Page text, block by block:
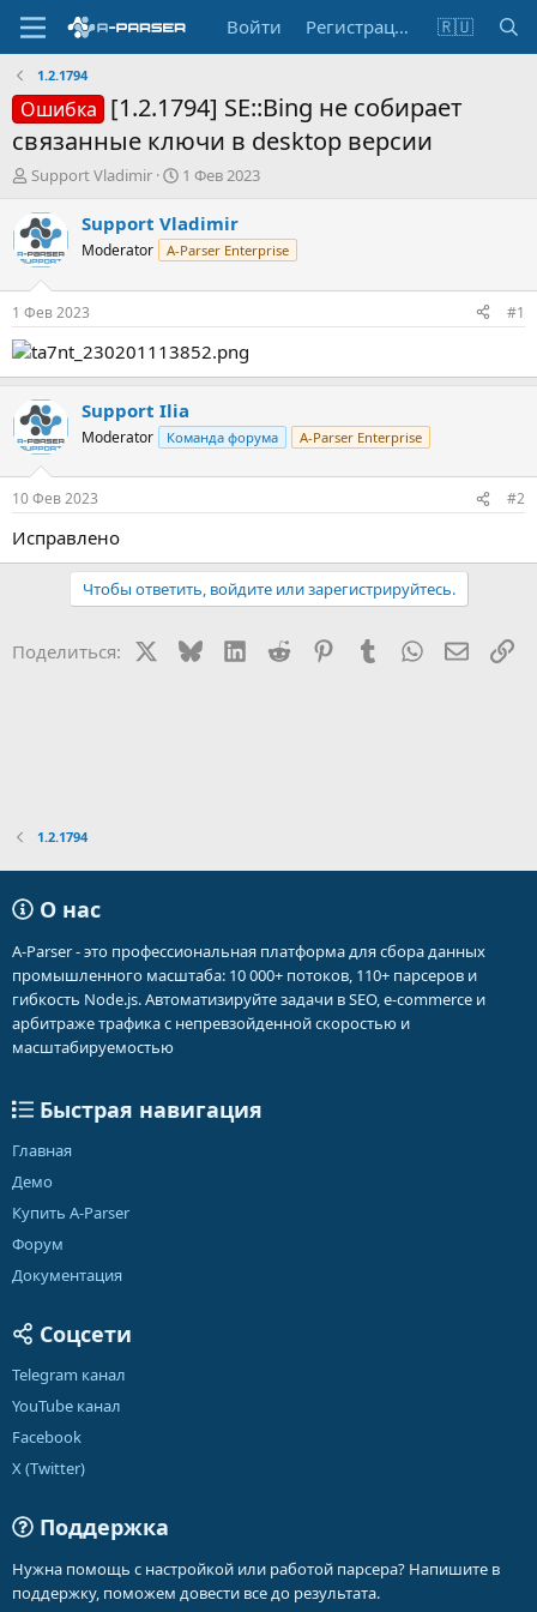
Войти Регистрация 🇷🇺
1.2.1794
Ошибка [1.2.1794] SE::Bing не собирает
связанные ключи в desktop версии
А
т
о
р
т
е
м
ы
Support Vladimir
Д
т
а
н
а
л
1 Фев 2023
Support Vladimir
Moderator A-Parser Enterprise
1 Фев 2023 #1
Support Ilia
Moderator Команда форума A-Parser Enterprise
10 Фев 2023 #2
Исправлено
Чтобы ответить, войдите или зарегистрируйтесь.
Поделиться: BlueskyLinkedIn
Reddit PinterestTumblr WhatsApp
1.2.1794
О нас
A-Parser - это профессиональная платформа для сбора данных
промышленного масштаба: 10 000+ потоков, 110+ парсеров и
гибкость Node.js. Автоматизируйте задачи в SEO, e-commerce и
арбитраже трафика с непревзойденной скоростью и
масштабируемостью
Быстрая навигация
Главная
Демо
Купить A-Parser
Форум
Документация
Соцсети
Telegram канал
YouTube канал
Facebook
X (Twitter)
Поддержка
Нужна помощь с настройкой или работой парсера? Напишите в
поддержку, поможем довести все до результата.